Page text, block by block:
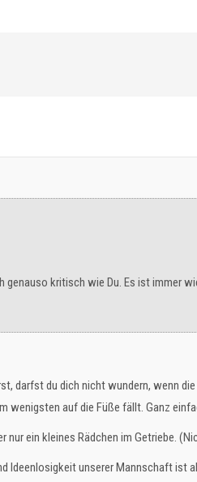
genauso kritisch wie Du. Es ist immer
darfst du dich nicht wundern, wenn
wenigsten auf die Füße fällt. Ganz
nur ein kleines Rädchen im Getriebe.
Ideenlosigkeit unserer Mannschaft ist